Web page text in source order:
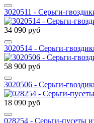
3020511 - Серьги-
34 090 руб
3020514 - Серьги-
58 900 руб
3020506 - Серьги-
18 090 руб
028254 - Серьги-пусеты